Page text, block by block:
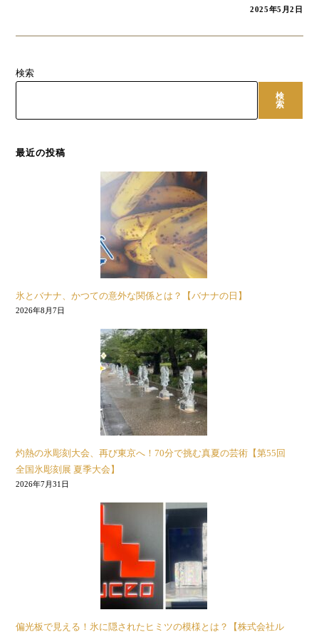
2025年5月2日
検索
検
索
最近の投稿
氷とバナナ、かつての意外な関係とは？【バナナの日】
2026年8月7日
灼熱の氷彫刻大会、再び東京へ！70分で挑む真夏の芸術【第55回
全国氷彫刻展 夏季大会】
2026年7月31日
偏光板で見える！氷に隠されたヒミツの模様とは？【株式会社ル